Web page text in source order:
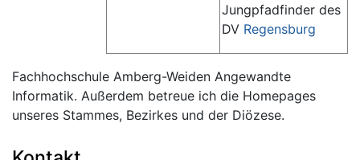
Jungpfadfinder des
DV Regensburg
Fachhochschule Amberg-Weiden Angewandte
Informatik. Außerdem betreue ich die Homepages
unseres Stammes, Bezirkes und der Diözese.